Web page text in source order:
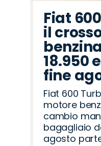
Fiat
il
18.950
fine
Fiat 600
motore
cambio
bagagliaio
agosto